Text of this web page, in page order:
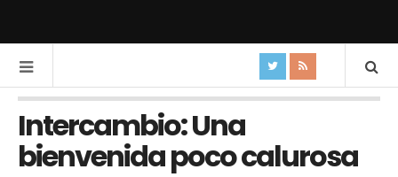
Intercambio: Una
bienvenida poco calurosa